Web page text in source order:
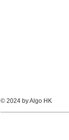
© 2024 by Algo HK